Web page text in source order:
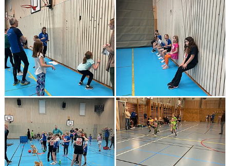
MEDLEMSANSÖKAN/PROVA-PÅ
MEDLEMSAVGIFTER
RESULTAT/STATISTIK
ARKIV
SPONSORSIDAN